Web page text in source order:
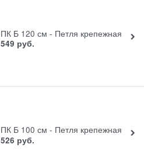
ПК Б 120 см - Петля крепежная
549 руб.
ПК Б 100 см - Петля крепежная
526 руб.